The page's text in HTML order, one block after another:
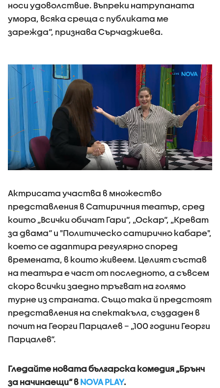
носи удоволствие. Въпреки натрупаната
умора, всяка среща с публиката ме
зарежда“, признава Сърчаджиева.
Актрисата участва в множество
представления в Сатиричния театър, сред
които „Всички обичат Гари“, „Оскар“, „Креват
за двама“ и "Политическо сатирично кабаре",
което се адаптира регулярно според
времената, в които живеем. Целият състав
на театъра е част от последното, а съвсем
скоро всички заедно тръгват на голямо
турне из страната. Също така й предстоят
представления на спектакъла, създаден в
почит на Георги Парцалев – „100 години Георги
Парцалев“.
Гледайте новата българска комедия „Брънч
за начинаещи“ в NOVA PLAY.